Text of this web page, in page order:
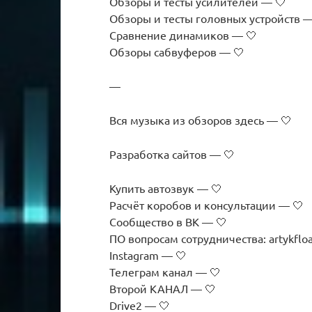
Обзоры и тесты головных устройств
Сравнение динамиков — 🤍
Обзоры сабвуферов — 🤍
—
Вся музыка из обзоров здесь — 🤍
Разработка сайтов — 🤍
Купить автозвук — 🤍
Расчёт коробов и консультации — 🤍
Сообщество в ВК — 🤍
ПО вопросам сотрудничества:
Instagram — 🤍
Телеграм канал — 🤍
Второй КАНАЛ — 🤍
Drive2 — 🤍